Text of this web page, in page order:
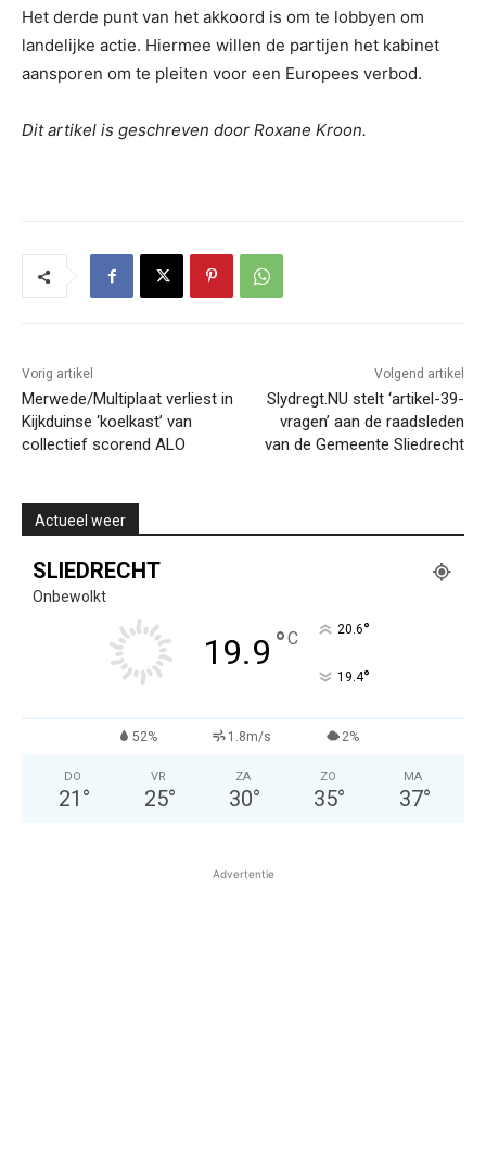
Het derde punt van het akkoord is om te lobbyen om
landelijke actie. Hiermee willen de partijen het kabinet
aansporen om te pleiten voor een Europees verbod.
Dit artikel is geschreven door Roxane Kroon.
Vorig artikel
Merwede/Multiplaat verliest in
Kijkduinse ‘koelkast’ van
collectief scorend ALO
Volgend artikel
Slydregt.NU stelt ‘artikel-39-
vragen’ aan de raadsleden
van de Gemeente Sliedrecht
Actueel weer
SLIEDRECHT
Onbewolkt
19.9 °C 20.6°
19.4°
52% 1.8m/s 2%
DO
21 °
VR
25°
ZA
30°
ZO
35°
MA
37°
Advertentie